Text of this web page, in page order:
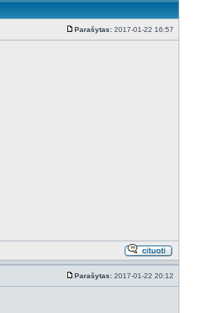
Parašytas: 2017-01-22 16:57
Parašytas: 2017-01-22 20:12